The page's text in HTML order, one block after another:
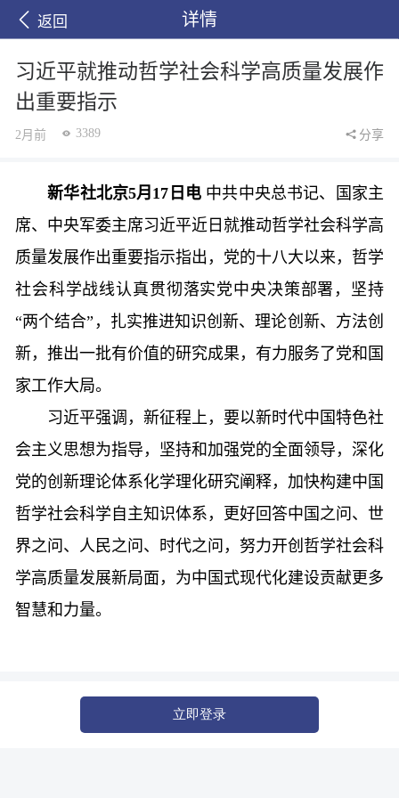
返回 详情
习近平就推动哲学社会科学高质量发展作
出重要指示
2月前 3389 分享
新华社北京5月17日电 中共中央总书记、国家主
席、中央军委主席习近平近日就推动哲学社会科学高
质量发展作出重要指示指出，党的十八大以来，哲学
社会科学战线认真贯彻落实党中央决策部署，坚持
“两个结合”，扎实推进知识创新、理论创新、方法创
新，推出一批有价值的研究成果，有力服务了党和国
家工作大局。
习近平强调，新征程上，要以新时代中国特色社
会主义思想为指导，坚持和加强党的全面领导，深化
党的创新理论体系化学理化研究阐释，加快构建中国
哲学社会科学自主知识体系，更好回答中国之问、世
界之问、人民之问、时代之问，努力开创哲学社会科
学高质量发展新局面，为中国式现代化建设贡献更多
智慧和力量。
立即登录